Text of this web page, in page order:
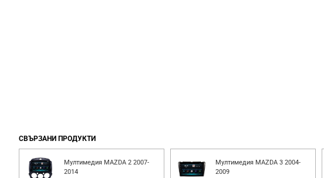
СВЪРЗАНИ ПРОДУКТИ
Мултимедия MAZDA 2 2007-
2014
Мултимедия MAZDA 3 2004-
2009